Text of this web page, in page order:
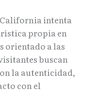
intenta
propia en
orientado a las
buscan
la autenticidad,
con el